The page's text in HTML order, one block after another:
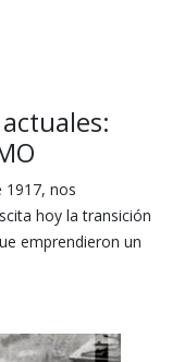
1917, nos
hoy la transición
emprendieron un